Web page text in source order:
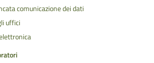
comunicazione dei dati
uffici